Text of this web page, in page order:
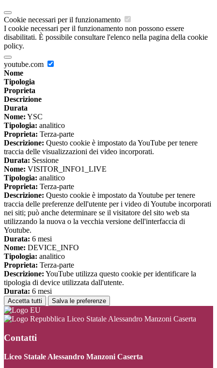
Cookie necessari per il funzionamento
I cookie necessari per il funzionamento non possono essere
disabilitati. È possibile consultare l'elenco nella pagina della cookie
policy.
youtube.com
Nome
Tipologia
Proprieta
Descrizione
Durata
Nome: YSC
Tipologia: analitico
Proprieta: Terza-parte
Descrizione: Questo cookie è impostato da YouTube per tenere
traccia delle visualizzazioni dei video incorporati.
Durata: Sessione
Nome: VISITOR_INFO1_LIVE
Tipologia: analitico
Proprieta: Terza-parte
Descrizione: Questo cookie è impostato da Youtube per tenere
traccia delle preferenze dell'utente per i video di Youtube incorporati
nei siti; può anche determinare se il visitatore del sito web sta
utilizzando la nuova o la vecchia versione dell'interfaccia di
Youtube.
Durata: 6 mesi
Nome: DEVICE_INFO
Tipologia: analitico
Proprieta: Terza-parte
Descrizione: YouTube utilizza questo cookie per identificare la
tipologia di device utilizzata dall'utente.
Durata: 6 mesi
Accetta tutti Salva le preferenze
Liceo Statale Alessandro Manzoni Caserta
Contatti
Liceo Statale Alessandro Manzoni Caserta